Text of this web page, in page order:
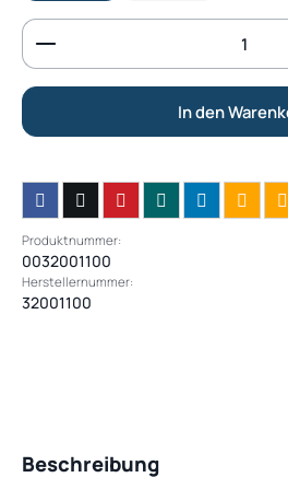
Produkt Anzahl: Gib den
In den
Produktnummer:
0032001100
Herstellernummer:
32001100
Beschreibung